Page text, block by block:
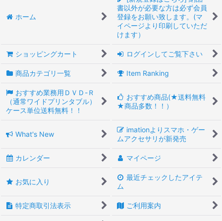
ホーム
書以外が必要な方は必ず会員
登録をお願い致します。(マ
イページより印刷していただ
けます）
ショッピングカート ログインしてご覧下さい
商品カテゴリ一覧 Item Ranking
おすすめ業務用ＤＶＤ-Ｒ
（通常ワイドプリンタブル）
ケース単位送料無料！！
おすすめ商品(★送料無料
★商品多数！！）
What's New
imationよりスマホ・ゲー
ムアクセサリが新発売
カレンダー マイページ
お気に入り
最近チェックしたアイテ
ム
特定商取引法表示 ご利用案内